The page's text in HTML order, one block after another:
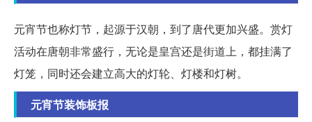
元宵节也称灯节，起源于汉朝，到了唐代更加兴盛。赏灯
活动在唐朝非常盛行，无论是皇宫还是街道上，都挂满了
灯笼，同时还会建立高大的灯轮、灯楼和灯树。
元宵节装饰板报